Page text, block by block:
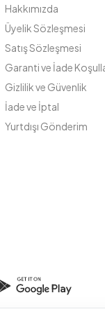
Hakkımızda
Üyelik Sözleşmesi
Satış Sözleşmesi
Garanti ve İade
Gizlilik ve Güvenlik
İade ve İptal
Yurtdışı Gönderim